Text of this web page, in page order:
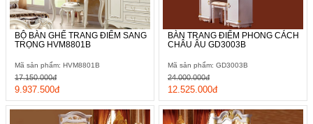
BỘ BÀN GHẾ TRANG ĐIỂM SANG
TRỌNG HVM8801B
Mã sản phẩm: HVM8801B
9.937.500đ
17.150.000đ
BÀN TRANG ĐIỂM PHONG CÁCH
CHÂU ÂU GD3003B
Mã sản phẩm: GD3003B
12.525.000đ
24.000.000đ